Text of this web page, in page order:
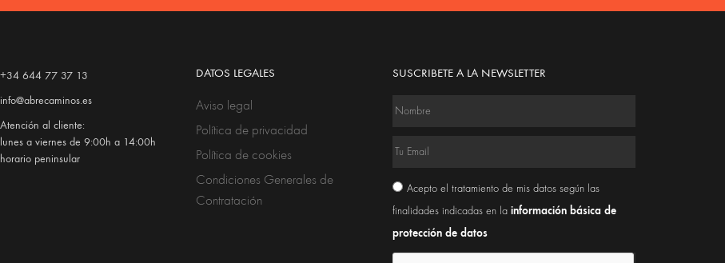
+34 644 77 37 13
info@abrecaminos.es
Atención al cliente:
lunes a viernes de 9:00h a 14:00h
horario peninsular
DATOS LEGALES
Aviso legal
Política de privacidad
Política de cookies
Condiciones Generales de
Contratación
SUSCRIBETE A LA NEWSLETTER
Acepto el tratamiento de mis datos según las
finalidades indicadas en la información básica de
protección de datos